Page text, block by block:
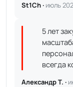
St1Ch · июль
5 лет
всегда
Александр Т. ·